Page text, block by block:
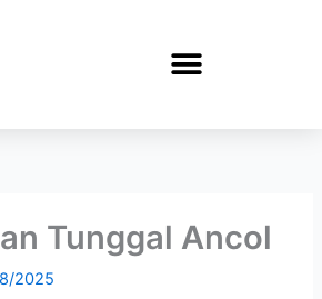
Tunggal Ancol
2025